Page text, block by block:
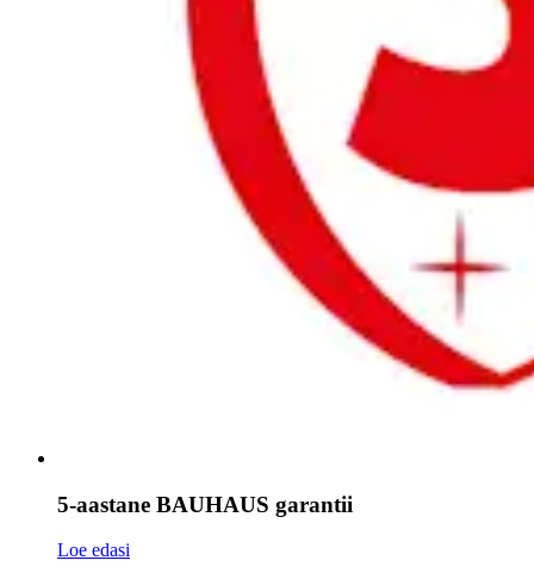
5-aastane BAUHAUS garantii
Loe edasi